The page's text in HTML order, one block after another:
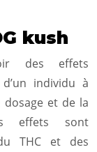
kush
des effets
individu à
et de la
effets sont
THC et des